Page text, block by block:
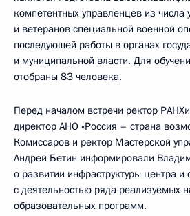
компетентных управленцев из числа
и ветеранов специальной военной
последующей работы в органах
и муниципальной власти. Для
отобраны 83 человека.
Перед началом встречи ректор
директор АНО «Россия – страна
Комиссаров и ректор Мастерской
Андрей Бетин информировали
о развитии инфраструктуры центра и
с деятельностью ряда реализуемых
образовательных программ.